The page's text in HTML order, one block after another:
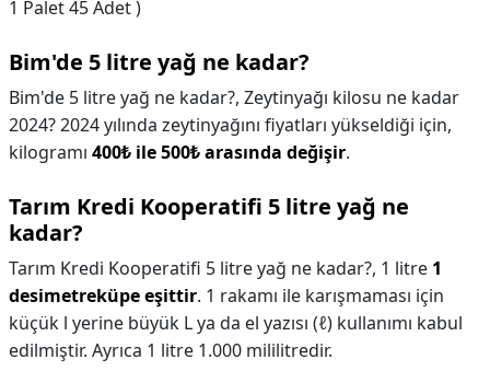
1 Palet 45 Adet )
Bim'de 5 litre yağ ne kadar?
Bim'de 5 litre yağ ne kadar?, Zeytinyağı kilosu ne kadar
2024? 2024 yılında zeytinyağını fiyatları yükseldiği için,
kilogramı 400₺ ile 500₺ arasında değişir.
Tarım Kredi Kooperatifi 5 litre yağ ne
kadar?
Tarım Kredi Kooperatifi 5 litre yağ ne kadar?, 1 litre 1
desimetreküpe eşittir. 1 rakamı ile karışmaması için
küçük l yerine büyük L ya da el yazısı (ℓ) kullanımı kabul
edilmiştir. Ayrıca 1 litre 1.000 mililitredir.